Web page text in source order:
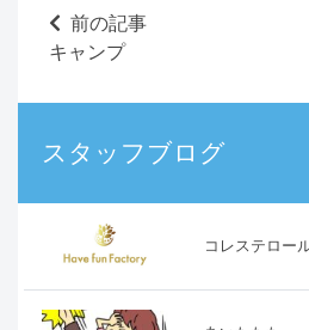
スタッフブログ
コレステロー
前の記事
キャンプ